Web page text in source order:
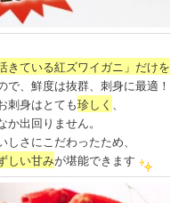
きている紅ズワイガニ」だけを
で、鮮度は抜群、刺身に最適！
刺身はとても珍しく 、
か出回りません。
しさにこだわったため、
しい甘みが堪能できます